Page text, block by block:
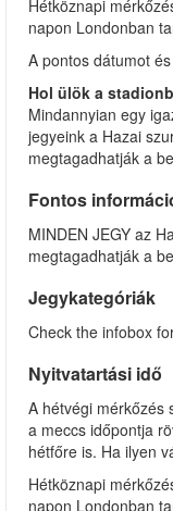
Hétköznapi
napon Londonban
A pontos dátumot
Hol ülök a
Mindannyian egy
jegyeink a Hazai
megtagadhatják a
Fontos
MINDEN JEGY az
megtagadhatják a
Jegykategóriák
Check the infobox
Nyitvatartási idő
A hétvégi mérkőzés
a meccs időpontja
hétfőre is. Ha ilyen
Hétköznapi
napon Londonban